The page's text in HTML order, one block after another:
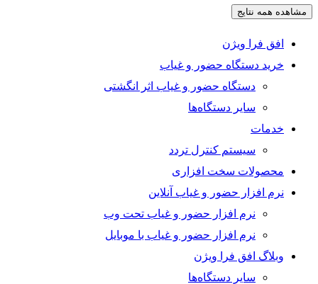
مشاهده همه نتایج
افق فرا ویژن
خرید دستگاه حضور و غیاب
دستگاه حضور و غیاب اثر انگشتی
سایر دستگاه‌ها
خدمات
سیستم کنترل تردد
محصولات سخت افزاری
نرم افزار حضور و غیاب آنلاین
نرم افزار حضور و غیاب تحت وب
نرم افزار حضور و غیاب با موبایل
وبلاگ افق فرا ویژن
سایر دستگاه‌ها